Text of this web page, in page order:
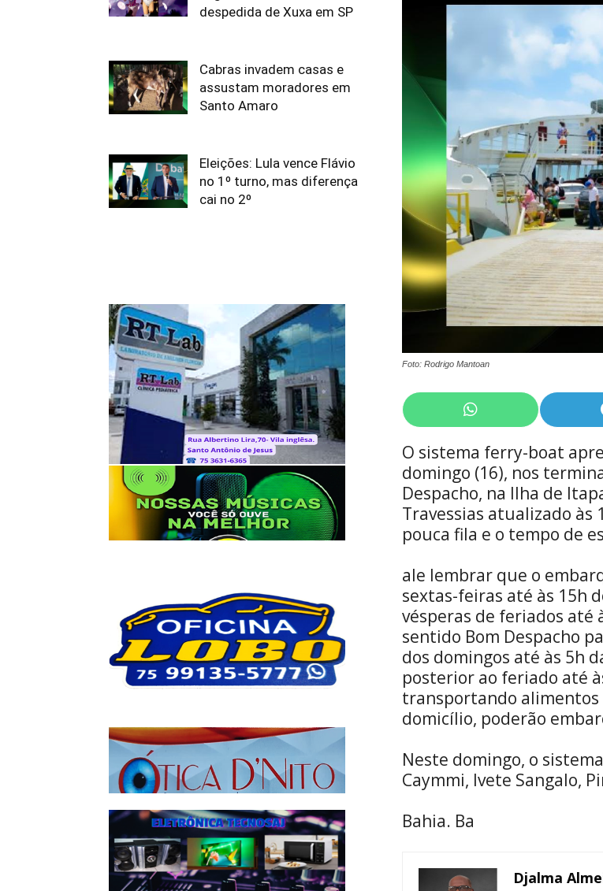
Foto: Rodrigo Mantoan
Share
on
WhatsApp
O sistema ferry-boat
domingo (16), nos
Despacho, na Ilha de
Travessias atualizado às
pouca fila e o tempo de
ale lembrar que o
sextas-feiras até às 15h
vésperas de feriados até
sentido Bom Despacho
dos domingos até às 5h
posterior ao feriado até
transportando
domicílio, poderão
Neste domingo, o
Caymmi, Ivete Sangalo,
Bahia. Ba
Djalma
despedida de Xuxa em SP
Cabras invadem casas e
assustam moradores em
Santo Amaro
Eleições: Lula vence Flávio
no 1º turno, mas diferença
cai no 2º